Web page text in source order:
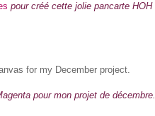
pour créé cette jolie pancarte HOH
for my December project.
pour mon projet de décembre.